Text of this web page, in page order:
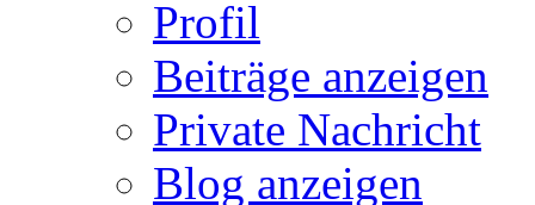
Profil
Beiträge anzeigen
Private Nachricht
Blog anzeigen